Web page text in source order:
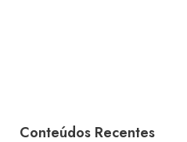
Conteúdos Recentes